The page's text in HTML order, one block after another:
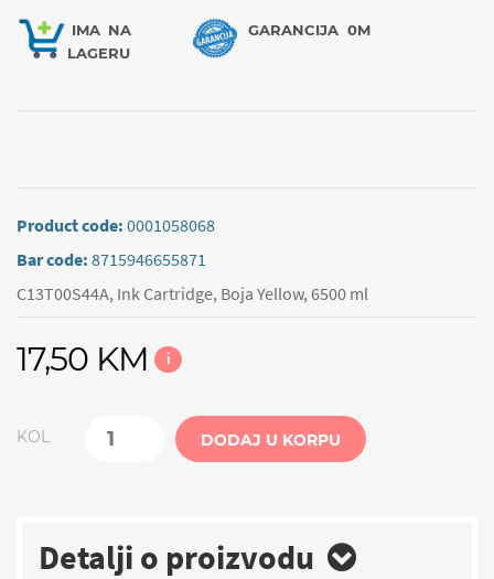
IMA NA
LAGERU
GARANCIJA 0M
Product code: 0001058068
Bar code: 8715946655871
C13T00S44A, Ink Cartridge, Boja Yellow, 6500 ml
17,50 KM i
KOL DODAJ U KORPU
Detalji o proizvodu